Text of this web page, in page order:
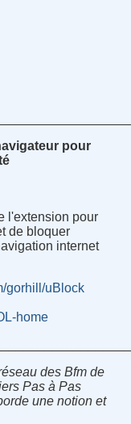
pour
l'extension pour
de bloquer
internet
gorhill/uBlock
home
des Bfm de
Pas à Pas
une notion et